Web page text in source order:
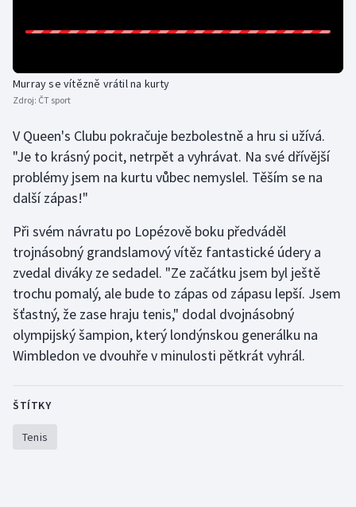
Parasport
Plavání
Plážový volejbal
Ragby
Rychlobruslení
Rychlostní kanoistika
Short track
Sportovní střelba
Stolní tenis
Veslování
Murray se vítězně vrátil na kurty
Zdroj: ČT sport
V Queen's Clubu pokračuje bezbolestně a hru si užívá.
"Je to krásný pocit, netrpět a vyhrávat. Na své dřívější
problémy jsem na kurtu vůbec nemyslel. Těším se na
další zápas!"
Při svém návratu po Lopézově boku předváděl
trojnásobný grandslamový vítěz fantastické údery a
zvedal diváky ze sedadel. "Ze začátku jsem byl ještě
trochu pomalý, ale bude to zápas od zápasu lepší. Jsem
šťastný, že zase hraju tenis," dodal dvojnásobný
olympijský šampion, který londýnskou generálku na
Wimbledon ve dvouhře v minulosti pětkrát vyhrál.
ŠTÍTKY
Tenis